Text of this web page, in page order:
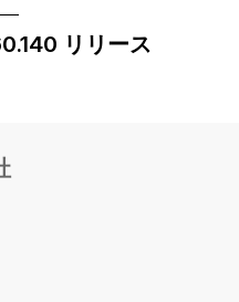
リリース